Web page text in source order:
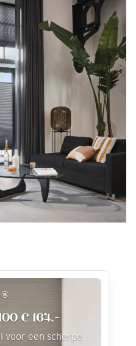
€ 164.-
voor een scherpe